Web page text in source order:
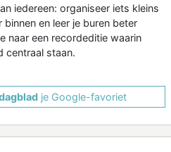
iedereen: organiseer iets kleins
en leer je buren beter
naar een recordeditie waarin
centraal staan.
je Google-favoriet